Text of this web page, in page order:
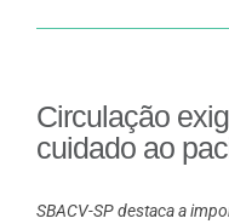
Circulação
cuidado ao
SBACV-SP destaca a